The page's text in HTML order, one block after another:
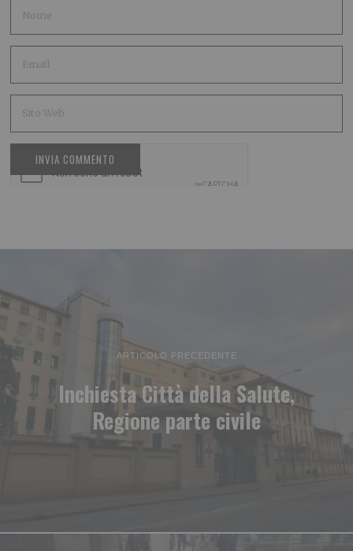
ARTICOLO PRECEDENTE
Inchiesta Città della Salute,
Regione parte civile